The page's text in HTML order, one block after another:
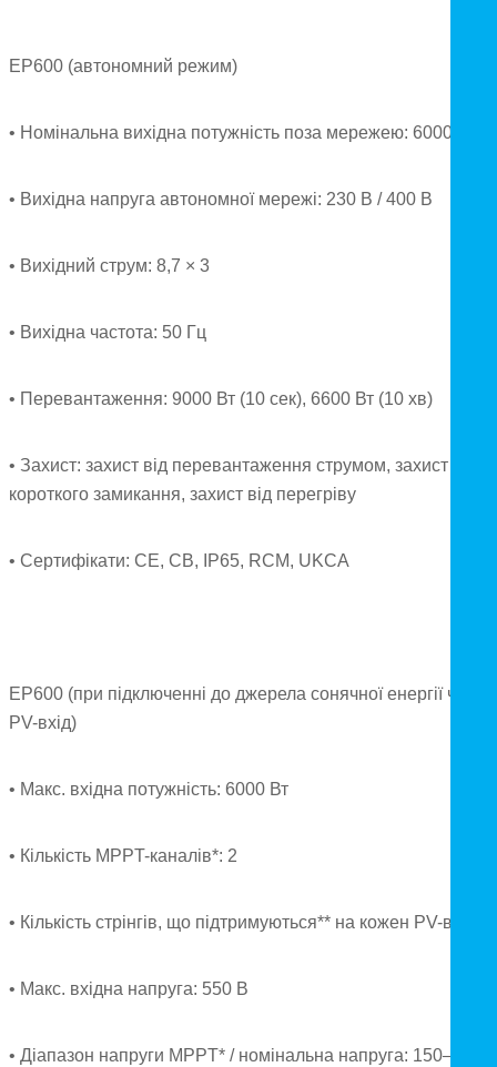
EP600 (автономний режим)
• Номінальна вихідна потужність поза мережею: 6000 Вт
• Вихідна напруга автономної мережі: 230 В / 400 В
• Вихідний струм: 8,7 × 3
• Вихідна частота: 50 Гц
• Перевантаження: 9000 Вт (10 сек), 6600 Вт (10 хв)
• Захист: захист від перевантаження струмом, захист від
короткого замикання, захист від перегріву
• Сертифікати: CE, CB, IP65, RCM, UKCA
EP600 (при підключенні до джерела сонячної енергії через
PV-вхід)
• Макс. вхідна потужність: 6000 Вт
• Кількість MPPT-каналів*: 2
• Кількість стрінгів, що підтримуються** на кожен PV-вході:
• Макс. вхідна напруга: 550 В
• Діапазон напруги MPPT* / номінальна напруга: 150–500